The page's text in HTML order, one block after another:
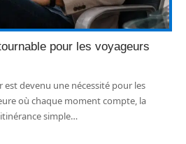
pour les voyageurs
est devenu une nécessité pour les
où chaque moment compte, la
simple…